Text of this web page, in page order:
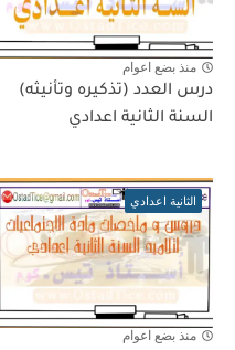
منذ بضع اعوام
درس العدد (تذكيره وتأنيثه)
السنة الثانية اعدادي
الثانية اعدادي
منذ بضع اعوام